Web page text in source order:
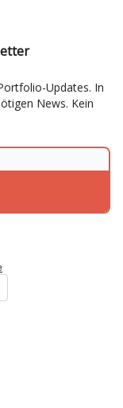
Updates. In
News. Kein